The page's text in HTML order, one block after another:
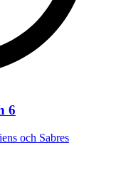
6
och Sabres